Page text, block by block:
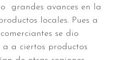
grandes avances en la
locales. Pues a
se dio
a ciertos productos